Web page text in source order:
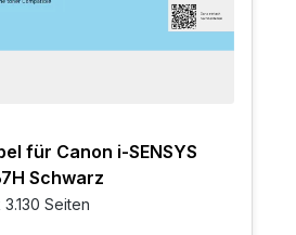
für Canon i-SENSYS
Schwarz
Seiten